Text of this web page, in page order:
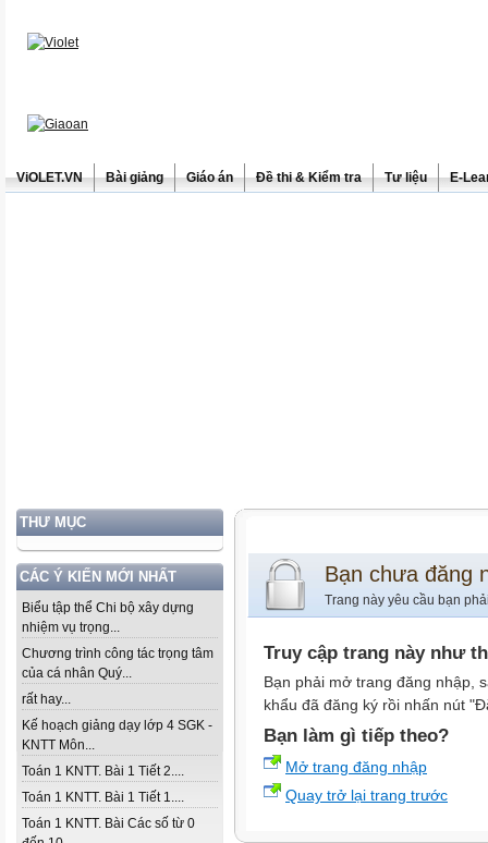
ViOLET.VN Bài giảng Giáo án Đề thi & Kiểm tra Tư liệu E-
THƯ MỤC
CÁC Ý KIẾN MỚI NHẤT
Biểu tập thể Chi bộ xây dựng
nhiệm vụ trọng...
Chương trình công tác trọng tâm
của cá nhân Quý...
rất hay...
Kế hoạch giảng dạy lớp 4 SGK -
KNTT Môn...
Toán 1 KNTT. Bài 1 Tiết 2....
Toán 1 KNTT. Bài 1 Tiết 1....
Toán 1 KNTT. Bài Các số từ 0
Bạn chưa đăng
Trang này yêu cầu bạn
Truy cập trang này như
Bạn phải mở trang đăng nhập,
khẩu đã đăng ký rồi nhấn nút
Bạn làm gì tiếp theo?
Mở trang đăng nhập
Quay trở lại trang trước